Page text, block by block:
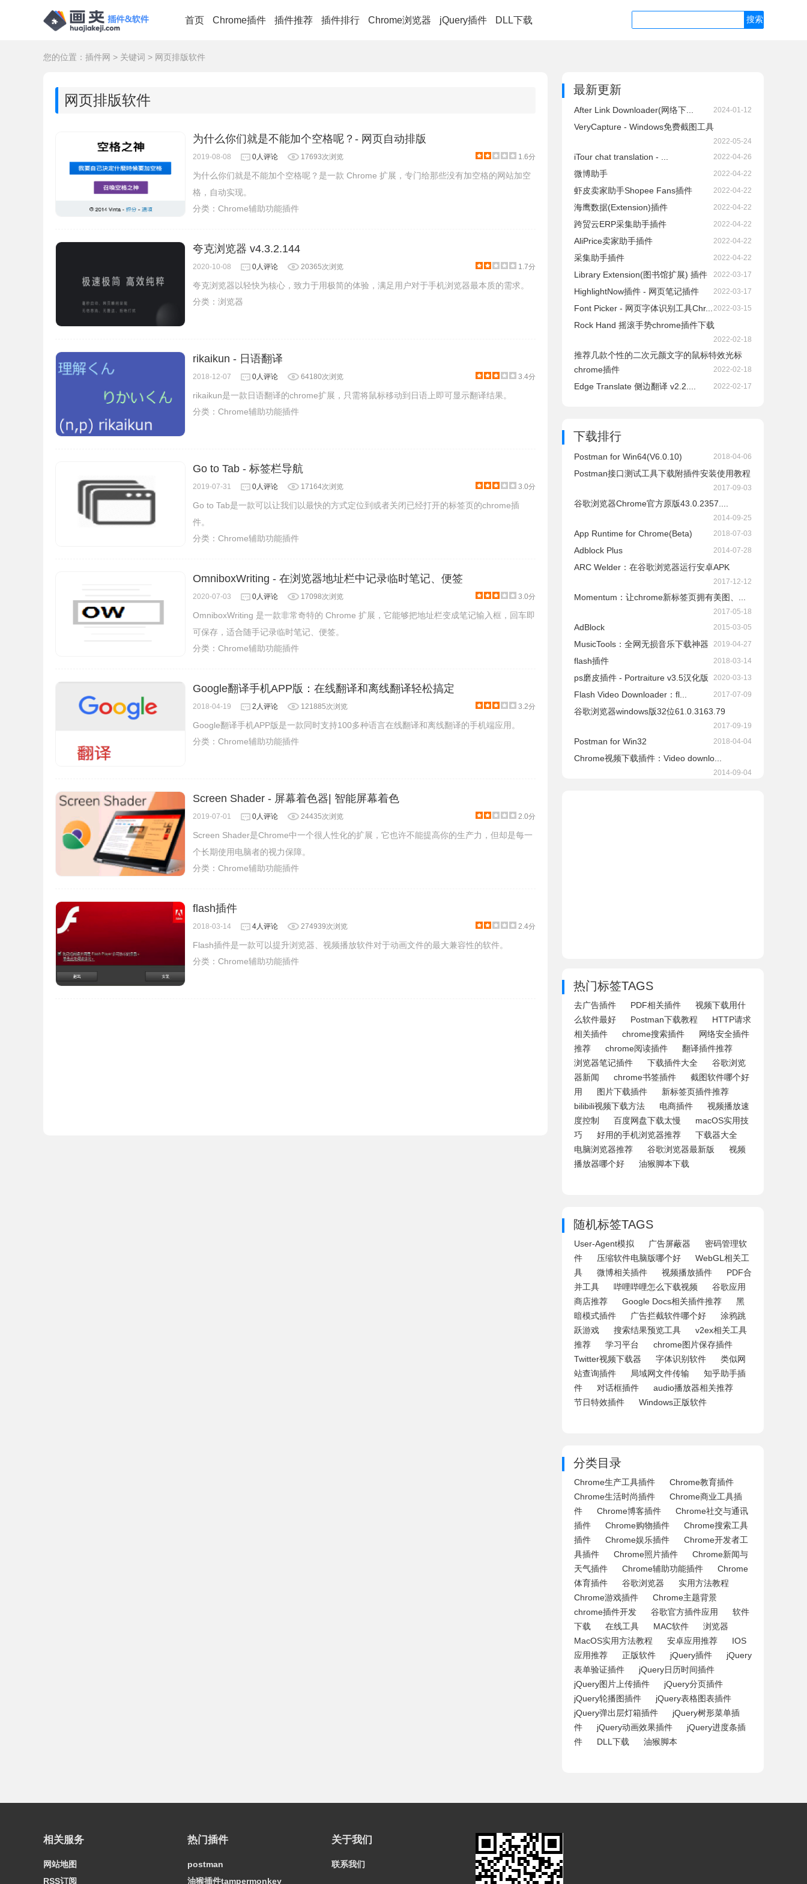
首页 Chrome插件 插件推荐 插件排行 Chrome浏览器 jQuery插件 DLL下载
您的位置： 插件网 > 关键词 > 网页排版软件
网页排版软件
为什么你们就是不能加个空格呢？- 网页自动排版
2019-08-08 0人评论 17693次浏览 1.6分
为什么你们就是不能加个空格呢？是一款 Chrome 扩展，专门给那些没有加空格的网站加空
格，自动实现。
分类： Chrome辅助功能插件
夸克浏览器 v4.3.2.144
2020-10-08 0人评论 20365次浏览 1.7分
夸克浏览器以轻快为核心，致力于用极简的体验，满足用户对于手机浏览器最本质的需求。
分类： 浏览器
rikaikun - 日语翻译
2018-12-07 0人评论 64180次浏览 3.4分
rikaikun是一款日语翻译的chrome扩展，只需将鼠标移动到日语上即可显示翻译结果。
分类： Chrome辅助功能插件
Go to Tab - 标签栏导航
2019-07-31 0人评论 17164次浏览 3.0分
Go to Tab是一款可以让我们以最快的方式定位到或者关闭已经打开的标签页的chrome插
件。
分类： Chrome辅助功能插件
OmniboxWriting - 在浏览器地址栏中记录临时笔记、便签
2020-07-03 0人评论 17098次浏览 3.0分
OmniboxWriting 是一款非常奇特的 Chrome 扩展，它能够把地址栏变成笔记输入框，回车即
可保存，适合随手记录临时笔记、便签。
分类： Chrome辅助功能插件
Google翻译手机APP版：在线翻译和离线翻译轻松搞定
2018-04-19 2人评论 121885次浏览 3.2分
Google翻译手机APP版是一款同时支持100多种语言在线翻译和离线翻译的手机端应用。
分类： Chrome辅助功能插件
Screen Shader - 屏幕着色器| 智能屏幕着色
2019-07-01 0人评论 24435次浏览 2.0分
Screen Shader是Chrome中一个很人性化的扩展，它也许不能提高你的生产力，但却是每一
个长期使用电脑者的视力保障。
分类： Chrome辅助功能插件
flash插件
2018-03-14 4人评论 274939次浏览 2.4分
Flash插件是一款可以提升浏览器、视频播放软件对于动画文件的最大兼容性的软件。
分类： Chrome辅助功能插件
最新更新
After Link Downloader(网络下... 2024-01-12
VeryCapture - Windows免费截图工具
2022-05-24
iTour chat translation - ... 2022-04-26
微博助手 2022-04-22
虾皮卖家助手Shopee Fans插件 2022-04-22
海鹰数据(Extension)插件 2022-04-22
跨贸云ERP采集助手插件 2022-04-22
AliPrice卖家助手插件 2022-04-22
采集助手插件 2022-04-22
Library Extension(图书馆扩展) 插件 2022-03-17
HighlightNow插件 - 网页笔记插件 2022-03-17
Font Picker - 网页字体识别工具Chr... 2022-03-15
Rock Hand 摇滚手势chrome插件下载
2022-02-18
推荐几款个性的二次元颜文字的鼠标特效光标
chrome插件
2022-02-18
Edge Translate 侧边翻译 v2.2.... 2022-02-17
下载排行
Postman for Win64(V6.0.10) 2018-04-06
Postman接口测试工具下载附插件安装使用教程
2017-09-03
谷歌浏览器Chrome官方原版43.0.2357....
2014-09-25
App Runtime for Chrome(Beta) 2018-07-03
Adblock Plus 2014-07-28
ARC Welder：在谷歌浏览器运行安卓APK
2017-12-12
Momentum：让chrome新标签页拥有美图、...
2017-05-18
AdBlock 2015-03-05
​MusicTools：全网无损音乐下载神器 2019-04-27
flash插件 2018-03-14
ps磨皮插件 - Portraiture v3.5汉化版 2020-03-13
Flash Video Downloader：fl... 2017-07-09
谷歌浏览器windows版32位61.0.3163.79
2017-09-19
Postman for Win32 2018-04-04
Chrome视频下载插件：Video downlo...
2014-09-04
热门标签TAGS
去广告插件 PDF相关插件
视频下载用什
么软件最好
Postman下载教程
HTTP请求
相关插件
chrome搜索插件
网络安全插件
推荐
chrome阅读插件
翻译插件推荐
浏览器笔记插件
下载插件大全
谷歌浏览
器新闻
chrome书签插件
截图软件哪个好
用
图片下载插件
新标签页插件推荐
bilibili视频下载方法
电商插件
视频播放速
度控制
百度网盘下载太慢
macOS实用技
巧
好用的手机浏览器推荐
下载器大全
电脑浏览器推荐
谷歌浏览器最新版
视频
播放器哪个好
油猴脚本下载
随机标签TAGS
User-Agent模拟 广告屏蔽器
密码管理软
件
压缩软件电脑版哪个好
WebGL相关工
具
微博相关插件 视频播放插件
PDF合
并工具
哔哩哔哩怎么下载视频
谷歌应用
商店推荐
Google Docs相关插件推荐
黑
暗模式插件
广告拦截软件哪个好
涂鸦跳
跃游戏
搜索结果预览工具
v2ex相关工具
推荐
学习平台
chrome图片保存插件
Twitter视频下载器
字体识别软件
类似网
站查询插件
局域网文件传输
知乎助手插
件
对话框插件
audio播放器相关推荐
节日特效插件
Windows正版软件
分类目录
Chrome生产工具插件
Chrome教育插件
Chrome生活时尚插件
Chrome商业工具插
件
Chrome博客插件
Chrome社交与通讯
插件
Chrome购物插件
Chrome搜索工具
插件
Chrome娱乐插件
Chrome开发者工
具插件
Chrome照片插件
Chrome新闻与
天气插件
Chrome辅助功能插件
Chrome
体育插件
谷歌浏览器
实用方法教程
Chrome游戏插件
Chrome主题背景
chrome插件开发
谷歌官方插件应用
软件
下载
在线工具 MAC软件
浏览器
MacOS实用方法教程
安卓应用推荐
IOS
应用推荐
正版软件 jQuery插件
jQuery
表单验证插件
jQuery日历时间插件
jQuery图片上传插件
jQuery分页插件
jQuery轮播图插件
jQuery表格图表插件
jQuery弹出层灯箱插件
jQuery树形菜单插
件
jQuery动画效果插件
jQuery进度条插
件
DLL下载 油猴脚本
相关服务
网站地图
RSS订阅
热门插件
postman
油猴插件tampermonkey
关于我们
联系我们